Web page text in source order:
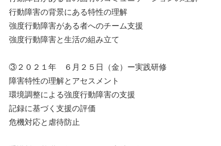
行動障害の背景にある特性の理解
強度行動障害がある者へのチーム支援
強度行動障害と生活の組み立て
③２０２１年 ６月２５日（金）ー実践研修
障害特性の理解とアセスメント
環境調整による強度行動障害の支援
記録に基づく支援の評価
危機対応と虐待防止